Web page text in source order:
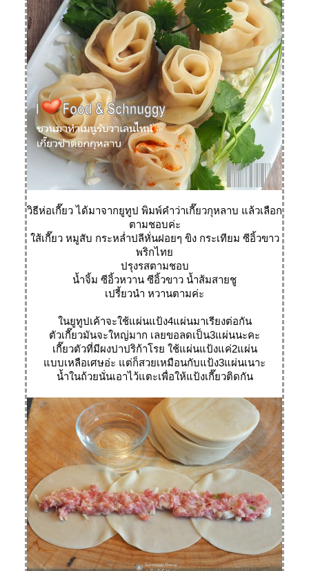
วิธีห่อเกี๊ยว ได้มาจากยูทูป พิมพ์คำว่าเกี๊ยวกุหลาบ แล้วเลือก
ตามชอบค่ะ
ส้เกี๊ยว หมูสับ กระหล่ำปลีหั่นฝอยๆ ขิง กระเทียม ซีอิ้วขาว
พริกไท
ปรุงรสตามชอบ
น้ำจิ้ม ซีอิ้วหวาน ซีอิ้วขาว น้ำส้มสายชู
เปรี้ยวนำ หวานตามค่ะ
นยูทูปเค้าจะใช้แผ่นแป้ง4แผ่นมาเรียงต่อกัน
ตัวเกี๊ยวมันจะใหญ่มาก เลยขอลดเป็น3แผ่นนะคะ
เกี๊ยวตัวที่มีผงปาปริก้าโรย ใช้แผ่นแป้งแค่2แผ่น
บบเหลือเศษอ่ะ แต่ก็สวยเหมือนกับแป้ง3แผ่นเนาะ
น้ำในถ้วยนั่นเอาไว้แตะเพื่อให้แป้งเกี๊ยวติดกัน